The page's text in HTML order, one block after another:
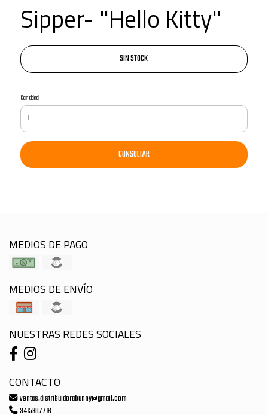
Sipper- "Hello Kitty"
SIN STOCK
Cantidad
CONSULTAR
MEDIOS DE PAGO
MEDIOS DE ENVÍO
NUESTRAS REDES SOCIALES
CONTACTO
ventas.distribuidorabunny@gmail.com
3415907716